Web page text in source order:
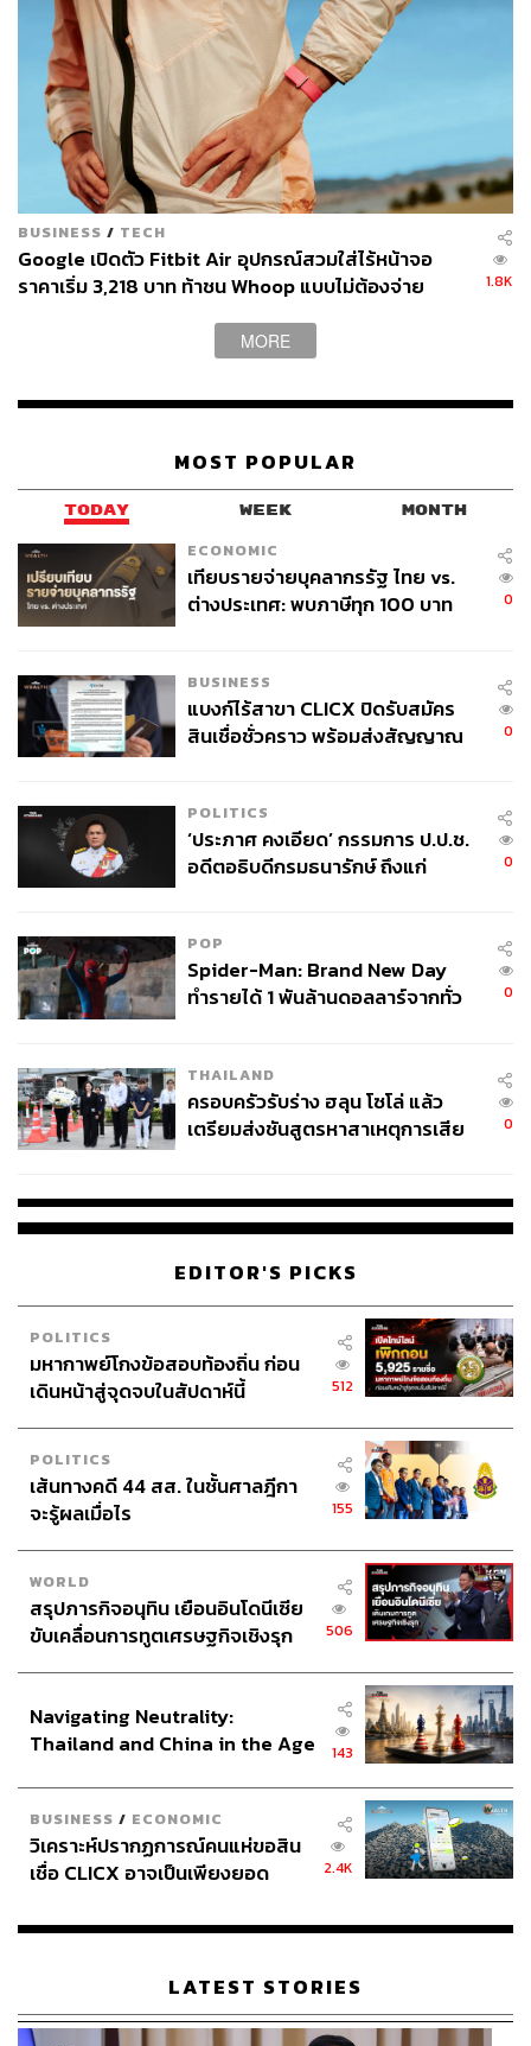
วิธีนับแต้มจะเหมือนกับ Tennis ทุกอย่าง คือ 15, 30, 40
ปกติจะเล่นทั้งหมด 2 เซ็ต เซ็ตละ 6 เกม อย่างที่บอกว่าใ
Pacific Federation Coach ที่เรียกว่าเป็น Expert ตัวจริงเรื่อง
Padel Tennis และโค้ชฝึกหัดที่พร้อมให้คำแนะนำเบื้องต้นกับ
ผู้ที่สนใจเช่นกัน
Try
เช่นเดียวกับ Tennis และ Pickleball ผู้เล่นจะลงเล่นเดี่ยวๆ
สนามแบบไม่ต้องรู้กฎกติกาอะไรทั้งนั้น
BUSINESS / TECH
Google เปิดตัว Fitbit Air อุปกรณ์สวมใส่ไร้หน้าจอ
ราคาเริ่ม 3,218 บาท ท้าชน Whoop แบบไม่ต้องจ่าย
1.8K
MORE
MOST POPULAR
TODAY WEEK MONTH
ECONOMIC
เทียบรายจ่ายบุคลากรรัฐ ไทย vs.
ต่างประเทศ: พบภาษีทุก 100 บาท
0
BUSINESS
แบงก์ไร้สาขา CLICX ปิดรับสมัคร
สินเชื่อชั่วคราว พร้อมส่งสัญญาณ
0
POLITICS
‘ประภาศ คงเอียด’ กรรมการ ป.ป.ช.
อดีตอธิบดีกรมธนารักษ์ ถึงแก่
0
POP
Spider-Man: Brand New Day
ทำรายได้ 1 พันล้านดอลลาร์จากทั่ว
0
THAILAND
ครอบครัวรับร่าง ฮลุน โซโล่ แล้ว
เตรียมส่งชันสูตรหาสาเหตุการเสีย
0
EDITOR'S PICKS
POLITICS
มหากาพย์โกงข้อสอบท้องถิ่น ก่อน
เดินหน้าสู่จุดจบในสัปดาห์นี้
512
POLITICS
เส้นทางคดี 44 สส. ในชั้นศาลฎีกา
จะรู้ผลเมื่อไร
155
WORLD
สรุปภารกิจอนุทิน เยือนอินโดนีเซีย
ขับเคลื่อนการทูตเศรษฐกิจเชิงรุก
506
Navigating Neutrality:
Thailand and China in the Age
143
BUSINESS / ECONOMIC
วิเคราะห์ปรากฏการณ์คนแห่ขอสิน
เชื่อ CLICX อาจเป็นเพียงยอด
เรือนไทยที่ถูกซุกไว้
2.4K
LATEST STORIES